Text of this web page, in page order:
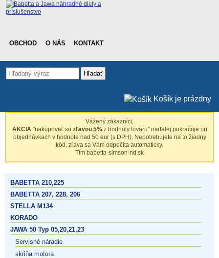
OBCHOD O NÁS KONTAKT
Hľadať
Košík je prázdny
Vážený zákazníci,
AKCIA"nakupovať so zľavou 5%z hodnoty tovaru" naďalej pokračuje pri
objednávkach v hodnote nad 50 eur (s DPH). Nepotrebujete na to žiadny
kód, zľava sa Vám odpočíta automaticky.
Tím babetta-simson-nd.sk
BABETTA 210,225
BABETTA 207, 228, 206
STELLA M134
KORADO
JAWA 50 Typ 05,20,21,23
Servisné náradie
skriňa motora